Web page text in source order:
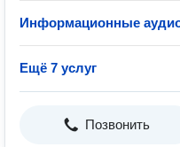
Информационные
Ещё 7 услуг
Позвонить